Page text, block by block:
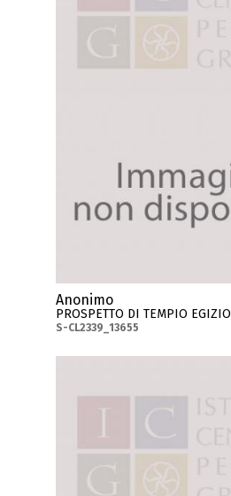
Anonimo
PROSPETTO DI TEMPIO EGIZIO
S-CL2339_13655